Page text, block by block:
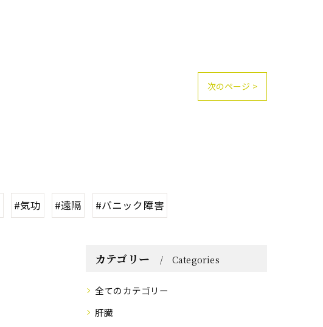
次のページ >
#気功 #遠隔 #パニック障害
カテゴリー Categories
全てのカテゴリー
肝臓